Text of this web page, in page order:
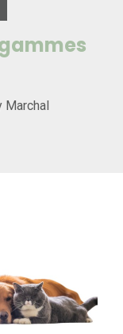
Marchal